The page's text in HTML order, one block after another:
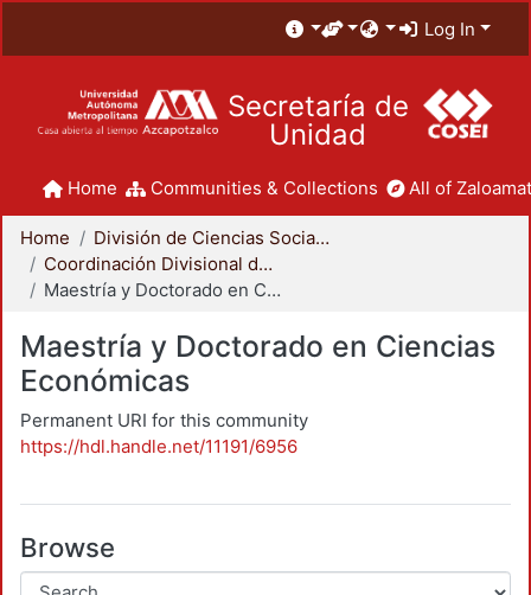
Log In
Secretaría de
Unidad
Home Communities & Collections All of
Home
División de Ciencias Sociales y Humanidades
Coordinación Divisional de Posgrado
Maestría y Doctorado en Ciencias Económicas
Maestría y Doctorado en Ciencias
Económicas
Permanent URI for this community
https://hdl.handle.net/11191/6956
Browse